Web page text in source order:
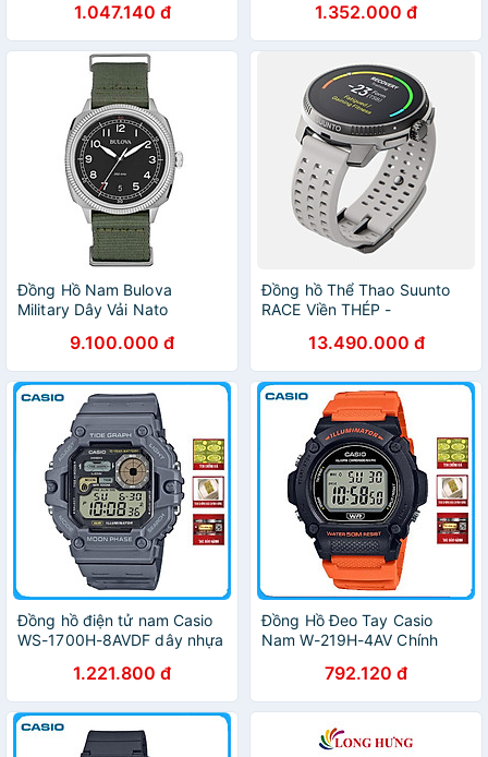
1.047.140 đ 1.352.000 đ
Đồng Hồ Nam Bulova
Military Dây Vải Nato
9.100.000 đ
Đồng hồ Thể Thao Suunto
RACE Viền THÉP -
SS050930000 -
SS050931000
13.490.000 đ
Đồng hồ điện tử nam Casio
WS-1700H-8AVDF dây nhựa
1.221.800 đ
Đồng Hồ Đeo Tay Casio
Nam W-219H-4AV Chính
792.120 đ